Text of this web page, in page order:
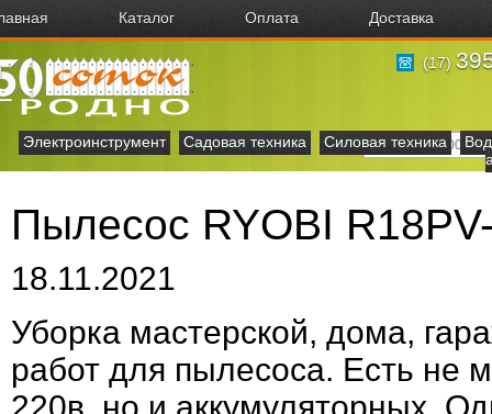
Каталог Оплата Доставка
(17)
Электроинструмент Садовая техника Силовая техника
Пылесос RYOBI
18.11.2021
Уборка мастерской, дома,
работ для пылесоса. Eсть не